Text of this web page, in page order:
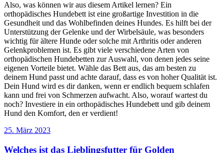
Also, was können wir aus diesem Artikel lernen? Ein
orthopädisches Hundebett ist eine großartige Investition in die
Gesundheit und das Wohlbefinden deines Hundes. Es hilft bei der
Unterstützung der Gelenke und der Wirbelsäule, was besonders
wichtig für ältere Hunde oder solche mit Arthritis oder anderen
Gelenkproblemen ist. Es gibt viele verschiedene Arten von
orthopädischen Hundebetten zur Auswahl, von denen jedes seine
eigenen Vorteile bietet. Wähle das Bett aus, das am besten zu
deinem Hund passt und achte darauf, dass es von hoher Qualität ist.
Dein Hund wird es dir danken, wenn er endlich bequem schlafen
kann und frei von Schmerzen aufwacht. Also, worauf wartest du
noch? Investiere in ein orthopädisches Hundebett und gib deinem
Hund den Komfort, den er verdient!
Veröffentlicht
25. März 2023
Welches ist das Lieblingsfutter für Golden